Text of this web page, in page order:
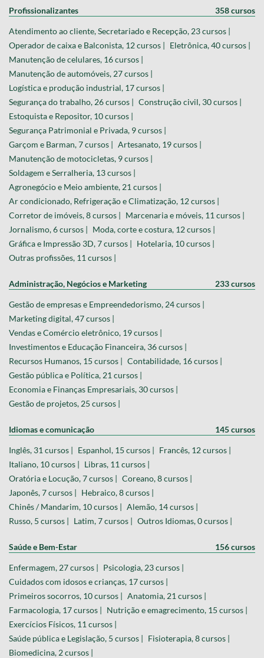
Profissionalizantes 358 cursos
Atendimento ao cliente, Secretariado e Recepção, 23 cursos |
Operador de caixa e Balconista, 12 cursos | Eletrônica, 40 cursos |
Manutenção de celulares, 16 cursos |
Manutenção de automóveis, 27 cursos |
Logística e produção industrial, 17 cursos |
Segurança do trabalho, 26 cursos | Construção civil, 30 cursos |
Estoquista e Repositor, 10 cursos |
Segurança Patrimonial e Privada, 9 cursos |
Garçom e Barman, 7 cursos | Artesanato, 19 cursos |
Manutenção de motocicletas, 9 cursos |
Soldagem e Serralheria, 13 cursos |
Agronegócio e Meio ambiente, 21 cursos |
Ar condicionado, Refrigeração e Climatização, 12 cursos |
Corretor de imóveis, 8 cursos | Marcenaria e móveis, 11 cursos |
Jornalismo, 6 cursos | Moda, corte e costura, 12 cursos |
Gráfica e Impressão 3D, 7 cursos | Hotelaria, 10 cursos |
Outras profissões, 11 cursos |
Administração, Negócios e Marketing 233 cursos
Gestão de empresas e Empreendedorismo, 24 cursos |
Marketing digital, 47 cursos |
Vendas e Comércio eletrônico, 19 cursos |
Investimentos e Educação Financeira, 36 cursos |
Recursos Humanos, 15 cursos | Contabilidade, 16 cursos |
Gestão pública e Política, 21 cursos |
Economia e Finanças Empresariais, 30 cursos |
Gestão de projetos, 25 cursos |
Idiomas e comunicação 145 cursos
Inglês, 31 cursos | Espanhol, 15 cursos | Francês, 12 cursos |
Italiano, 10 cursos | Libras, 11 cursos |
Oratória e Locução, 7 cursos | Coreano, 8 cursos |
Japonês, 7 cursos | Hebraico, 8 cursos |
Chinês / Mandarim, 10 cursos | Alemão, 14 cursos |
Russo, 5 cursos | Latim, 7 cursos | Outros Idiomas, 0 cursos |
Saúde e Bem-Estar 156 cursos
Enfermagem, 27 cursos | Psicologia, 23 cursos |
Cuidados com idosos e crianças, 17 cursos |
Primeiros socorros, 10 cursos | Anatomia, 21 cursos |
Farmacologia, 17 cursos | Nutrição e emagrecimento, 15 cursos |
Exercícios Físicos, 11 cursos |
Saúde pública e Legislação, 5 cursos | Fisioterapia, 8 cursos |
Biomedicina, 2 cursos |